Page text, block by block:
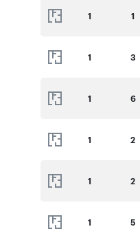
1 1
1 3
1 6
1 2
1 2
1 5